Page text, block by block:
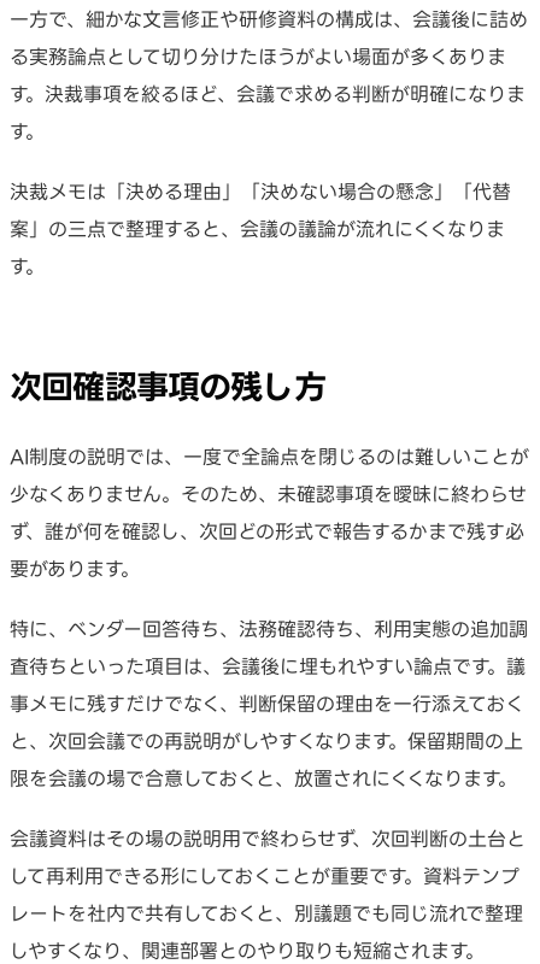
一方で、細かな文言修正や研修資料の構成は、会議後に詰め
る実務論点として切り分けたほうがよい場面が多くありま
す。決裁事項を絞るほど、会議で求める判断が明確になりま
す。
決裁メモは「決める理由」「決めない場合の懸念」「代替
案」の三点で整理すると、会議の議論が流れにくくなりま
す。
次回確認事項の残し方
AI制度の説明では、一度で全論点を閉じるのは難しいことが
少なくありません。そのため、未確認事項を曖昧に終わらせ
ず、誰が何を確認し、次回どの形式で報告するかまで残す必
要があります。
特に、ベンダー回答待ち、法務確認待ち、利用実態の追加調
査待ちといった項目は、会議後に埋もれやすい論点です。議
事メモに残すだけでなく、判断保留の理由を一行添えておく
と、次回会議での再説明がしやすくなります。保留期間の上
限を会議の場で合意しておくと、放置されにくくなります。
会議資料はその場の説明用で終わらせず、次回判断の土台と
して再利用できる形にしておくことが重要です。資料テンプ
レートを社内で共有しておくと、別議題でも同じ流れで整理
しやすくなり、関連部署とのやり取りも短縮されます。